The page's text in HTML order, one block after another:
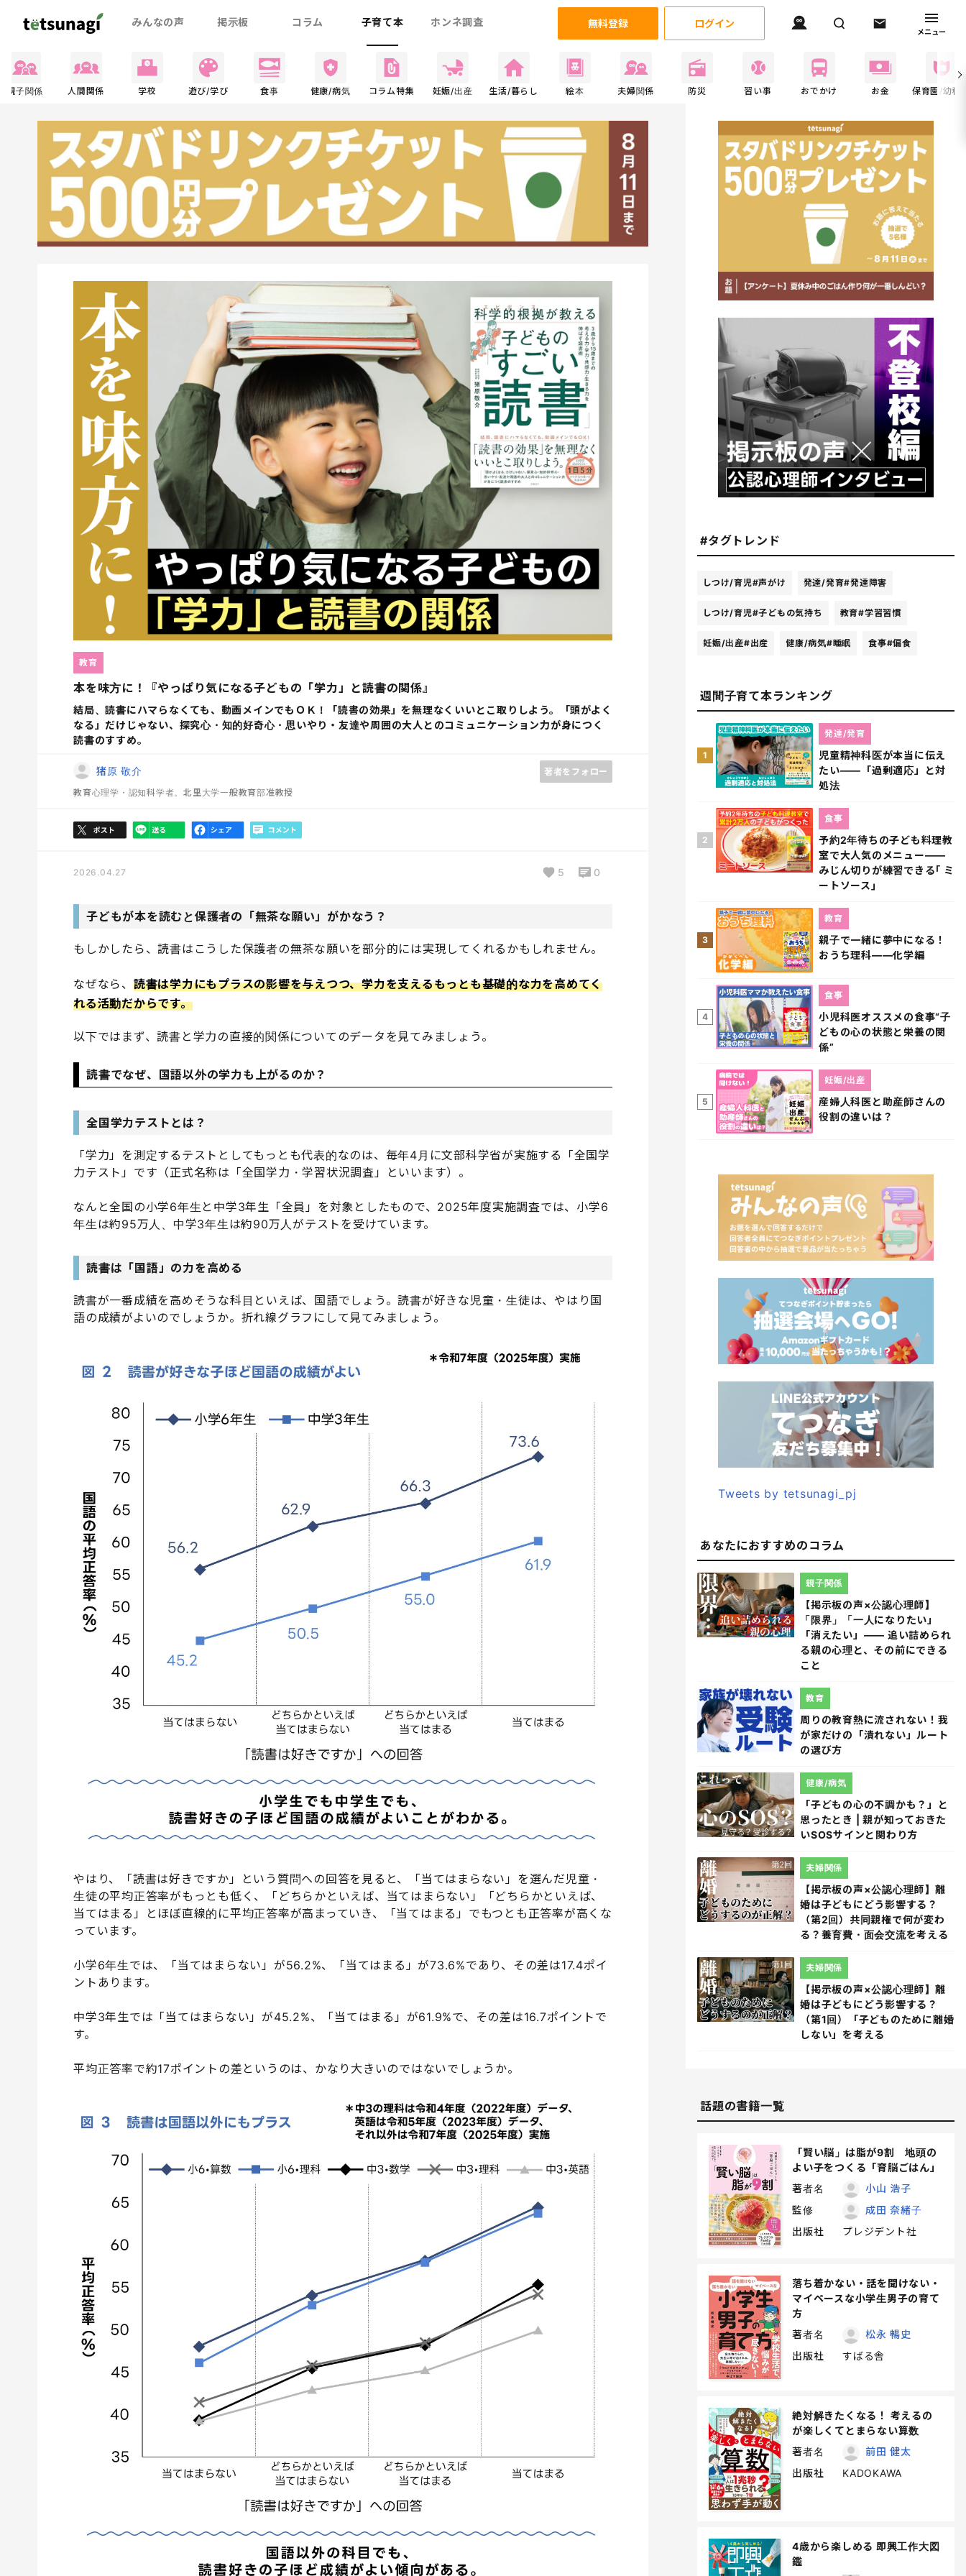
みんなの声 掲示板 コラム 子育て本 ホンネ調査 無料登録 ログイン
メニュー
親子関係 人間関係 学校 遊び/学び 食事 健康/病気 コラム特集 妊娠/出産 生活/暮らし 絵本 夫婦関係 防災 習い事 おでかけ お金 保育園/幼稚
本を味方に！『やっぱり気になる子どもの「学力」と読書の関係』
結局、読書にハマらなくても、動画メインでもＯＫ！「読書の効果」を無理なくいいとこ取りしよう。「頭がよく
なる」だけじゃない、探究心・知的好奇心・思いやり・友達や周囲の大人とのコミュニケーション力が身につく
読書のすすめ。
教育
猪原 敬介
著者をフォロー
教育心理学・認知科学者。北里大学一般教育部准教授
2026.04.27 5 0
子どもが本を読むと保護者の「無茶な願い」がかなう？
もしかしたら、読書はこうした保護者の無茶な願いを部分的には実現してくれるかもしれません。
なぜなら、 読書は学力にもプラスの影響を与えつつ、学力を支えるもっとも基礎的な力を高めてく
れる活動だからです。
以下ではまず、読書と学力の直接的関係についてのデータを見てみましょう。
読書でなぜ、国語以外の学力も上がるのか？
全国学力テストとは？
「学力」を測定するテストとしてもっとも代表的なのは、毎年4月に文部科学省が実施する「全国学
力テスト」です（正式名称は「全国学力・学習状況調査」といいます）。
なんと全国の小学6年生と中学3年生「全員」を対象としたもので、2025年度実施調査では、小学6
年生は約95万人、中学3年生は約90万人がテストを受けています。
読書は「国語」の力を高める
読書が一番成績を高めそうな科目といえば、国語でしょう。読書が好きな児童・生徒は、やはり国
語の成績がよいのでしょうか。折れ線グラフにして見てみましょう。
やはり、「読書は好きですか」という質問への回答を見ると、「当てはまらない」を選んだ児童・
生徒の平均正答率がもっとも低く、「どちらかといえば、当てはまらない」「どちらかといえば、
当てはまる」とほぼ直線的に平均正答率が高まっていき、「当てはまる」でもつとも正答率が高くな
っています。
小学6年生では、「当てはまらない」が56.2%、「当てはまる」が73.6%であり、その差は17.4ポイ
ントあります。
中学3年生では「当てはまらない」が45.2%、「当てはまる」が61.9%で、その差は16.7ポイントで
す。
平均正答率で約17ポイントの差というのは、かなり大きいのではないでしょうか。
#タグトレンド
しつけ/育児#声がけ 発達/発育#発達障害
しつけ/育児#子どもの気持ち 教育#学習習慣
妊娠/出産#出産 健康/病気#睡眠 食事#偏食
週間子育て本ランキング
1
児童精神科医が本当に伝え
たい――「過剰適応」と対
処法
発達/発育
2
予約2年待ちの子ども料理教
室で大人気のメニュー――
みじん切りが練習できる｢ ミ
ートソース｣
食事
3
親子で一緒に夢中になる！
おうち理科――化学編
教育
4
小児科医オススメの食事“子
どもの心の状態と栄養の関
係”
食事
5
産婦人科医と助産師さんの
役割の違いは？
妊娠/出産
Tweets by tetsunagi_pj
あなたにおすすめのコラム
【掲示板の声×公認心理師】
「限界」「一人になりたい」
「消えたい」―― 追い詰められ
る親の心理と、その前にできる
こと
親子関係
周りの教育熱に流されない！我
が家だけの「潰れない」ルート
の選び方
教育
「子どもの心の不調かも？」と
思ったとき | 親が知っておきた
いSOSサインと関わり方
健康/病気
【掲示板の声×公認心理師】離
婚は子どもにどう影響する？
（第2回）共同親権で何が変わ
る？養育費・面会交流を考える
夫婦関係
【掲示板の声×公認心理師】離
婚は子どもにどう影響する？
（第1回）「子どものために離婚
しない」を考える
夫婦関係
話題の書籍一覧
「賢い脳」は脂が9割 地頭の
よい子をつくる「育脳ごはん」
著者名
小山 浩子
監修
成田 奈緒子
出版社
プレジデント社
落ち着かない・話を聞けない・
マイペースな小学生男子の育て
方
著者名
松永 暢史
出版社
すばる舎
絶対解きたくなる！ 考えるの
が楽しくてとまらない算数
著者名
前田 健太
出版社
KADOKAWA
4歳から楽しめる 即興工作大図
鑑